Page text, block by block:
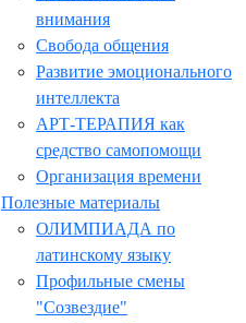
внимания
Свобода общения
Развитие эмоционального
интеллекта
АРТ-ТЕРАПИЯ как
средство самопомощи
Организация времени
Полезные материалы
ОЛИМПИАДА по
латинскому языку
Профильные смены
"Созвездие"